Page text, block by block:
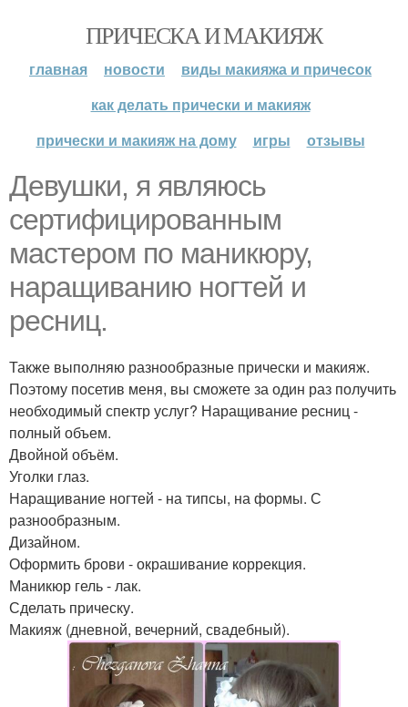
ПРИЧЕСКА И МАКИЯЖ
главная новости
виды макияжа и причесок
как делать прически и макияж
прически и макияж на дому
игры отзывы
Девушки, я являюсь
сертифицированным
мастером по маникюру,
наращиванию ногтей и
ресниц.
Также выполняю разнообразные прически и макияж.
Поэтому посетив меня, вы сможете за один раз получить
необходимый спектр услуг? Наращивание ресниц -
полный объем.
Двойной объём.
Уголки глаз.
Наращивание ногтей - на типсы, на формы. С
разнообразным.
Дизайном.
Оформить брови - окрашивание коррекция.
Маникюр гель - лак.
Сделать прическу.
Макияж (дневной, вечерний, свадебный).